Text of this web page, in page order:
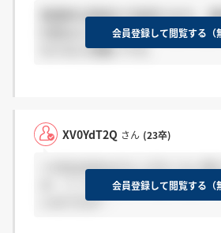
看護師の面接を今度受けます。
内容はどのようなものか分かる方
だけると有難いです。
会員登録して閲覧する（
XV0YdT2Q さん (23卒)
＞V9ZwXWnwさん どのくらい待
か…？？ 私先週の木曜日に受け
いのですが…
会員登録して閲覧する（